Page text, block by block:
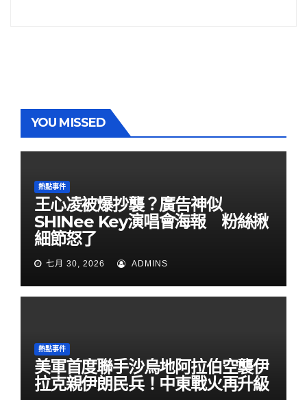
YOU MISSED
熱點事件
王心凌被爆抄襲？廣告神似
SHINee Key演唱會海報 粉絲揪
細節怒了
七月 30, 2026 ADMINS
熱點事件
美軍首度聯手沙烏地阿拉伯空襲伊
拉克親伊朗民兵！中東戰火再升級